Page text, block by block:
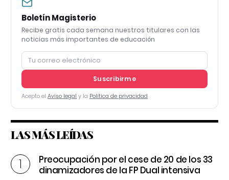
Boletín Magisterio
Recibe gratis cada semana nuestros titulares con las
noticias más importantes de educación
Suscribirme
Acepto el Aviso legal y la Política de privacidad
LAS MÁS LEÍDAS
Preocupación por el cese de 20 de los 33
dinamizadores de la FP Dual intensiva